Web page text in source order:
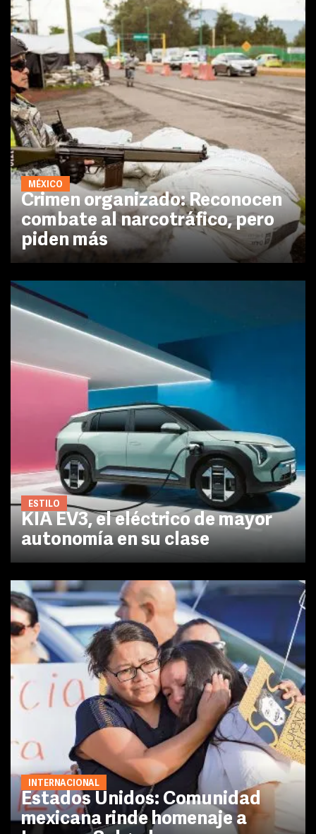
MÉXICO
Crimen organizado: Reconocen
combate al narcotráfico, pero
piden más
ESTILO
KIA EV3, el eléctrico de mayor
autonomía en su clase
INTERNACIONAL
Estados Unidos: Comunidad
mexicana rinde homenaje a